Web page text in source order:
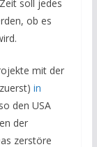
soll jedes
ob es
mit der
in
den USA
der
zerstöre